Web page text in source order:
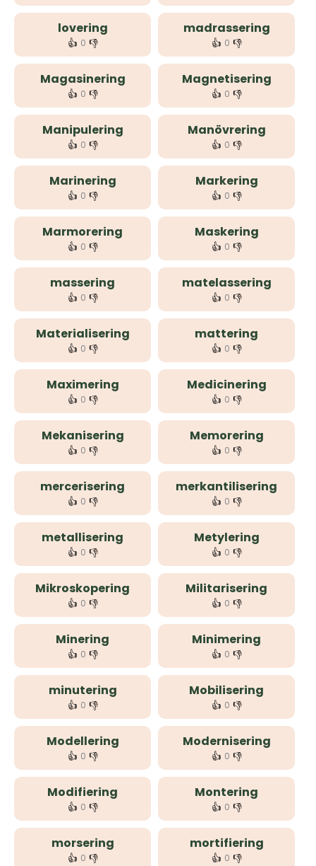
lovering
👍 0 👎
madrassering
👍 0 👎
Magasinering
👍 0 👎
Magnetisering
👍 0 👎
Manipulering
👍 0 👎
Manövrering
👍 0 👎
Marinering
👍 0 👎
Markering
👍 0 👎
Marmorering
👍 0 👎
Maskering
👍 0 👎
massering
👍 0 👎
matelassering
👍 0 👎
Materialisering
👍 0 👎
mattering
👍 0 👎
Maximering
👍 0 👎
Medicinering
👍 0 👎
Mekanisering
👍 0 👎
Memorering
👍 0 👎
mercerisering
👍 0 👎
merkantilisering
👍 0 👎
metallisering
👍 0 👎
Metylering
👍 0 👎
Mikroskopering
👍 0 👎
Militarisering
👍 0 👎
Minering
👍 0 👎
Minimering
👍 0 👎
minutering
👍 0 👎
Mobilisering
👍 0 👎
Modellering
👍 0 👎
Modernisering
👍 0 👎
Modifiering
👍 0 👎
Montering
👍 0 👎
morsering
👍 0 👎
mortifiering
👍 0 👎